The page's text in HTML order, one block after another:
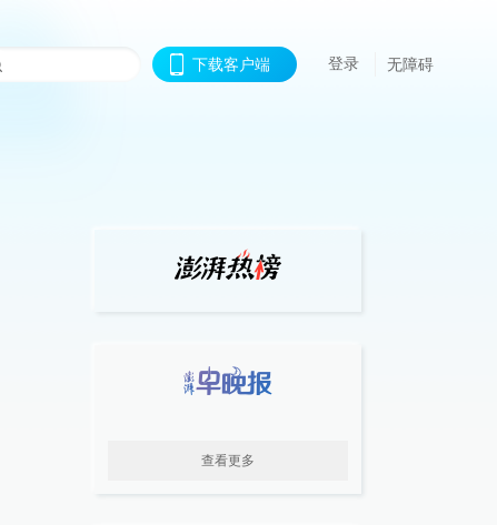
下载客户端 登录 无障碍
查看更多